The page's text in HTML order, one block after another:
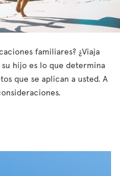
familiares? ¿Viaja
hijo es lo que determina
que se aplican a usted. A